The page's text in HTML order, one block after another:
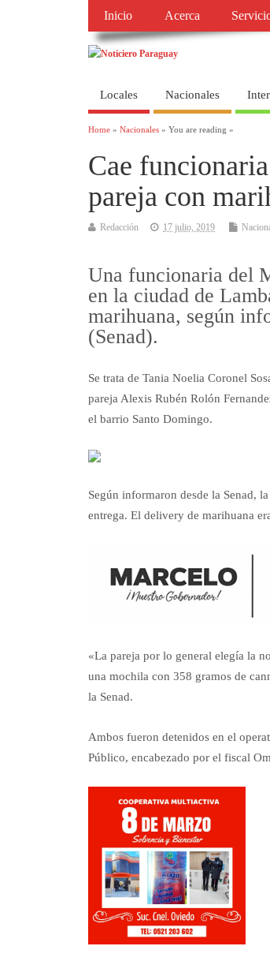
Inicio Acerca
Locales Nacionales
Home » Nacionales » You are reading »
Cae
pareja con
Redacción 17 julio, 2019
Una funcionaria del
en la ciudad de
marihuana, según
(Senad).
Se trata de Tania Noelia Coronel
pareja Alexis Rubén Rolón
el barrio Santo Domingo.
Según informaron desde la Senad,
entrega. El delivery de marihuana
«La pareja por lo general elegía la
una mochila con 358 gramos de
la Senad.
Ambos fueron detenidos en el
Público, encabezado por el fiscal